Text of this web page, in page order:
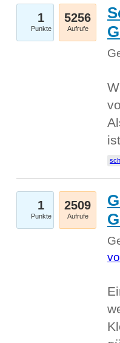
1
Punkte
5256
Aufrufe
1
Punkte
2509
Aufrufe